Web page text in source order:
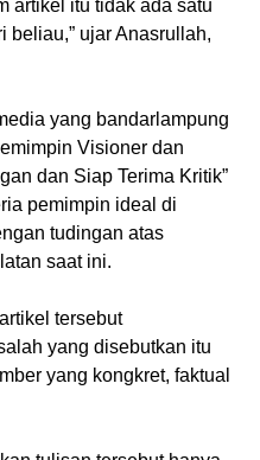
artikel itu tidak ada satu
beliau,” ujar Anasrullah,
yang bandarlampung
Visioner dan
dan Siap Terima Kritik”
pemimpin ideal di
tudingan atas
saat ini.
tersebut
yang disebutkan itu
yang kongkret, faktual